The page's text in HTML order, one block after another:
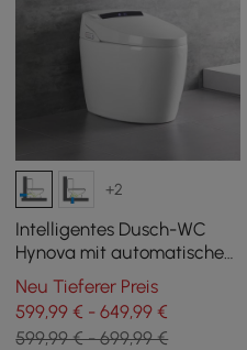
+2
Intelligentes Dusch-WC
Hynova mit automatischer
Spülung und
Deckelöffnung, Weiß
Neu Tieferer Preis
599,99 € - 649,99 €
599,99 € - 699,99 €